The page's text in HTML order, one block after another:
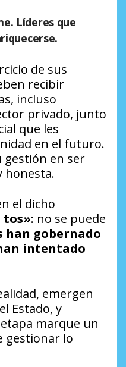
Líderes que
de sus
recibir
incluso
privado, junto
que les
en el futuro.
gestión en ser
honesta.
el dicho
tos»: no se puede
han gobernado
intentado
emergen
Estado, y
marque un
gestionar lo